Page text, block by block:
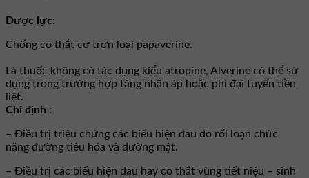
Dược lực:
Chống co thắt cơ trơn loại papaverine.
Là thuốc không có tác dụng kiểu atropine, Alverine có thể sử
dụng trong trường hợp tăng nhãn áp hoặc phì đại tuyến tiền
liệt.
Chỉ định :
– Ðiều trị triệu chứng các biểu hiện đau do rối loạn chức
năng đường tiêu hóa và đường mật.
– Ðiều trị các biểu hiện đau hay co thắt vùng tiết niệu – sinh